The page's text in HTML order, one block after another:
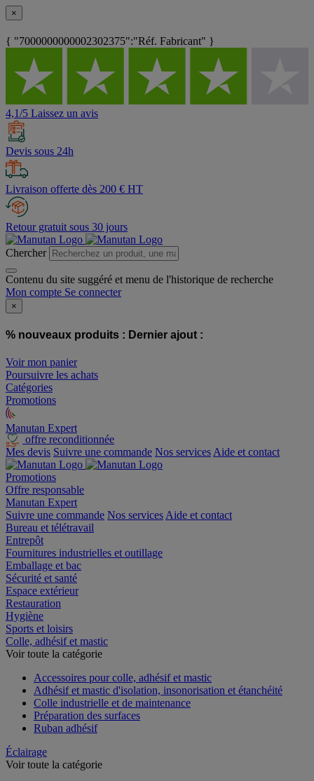
×
{ "7000000000002302375":"Réf. Fabricant" }
4,1/5 Laissez un avis
Devis sous 24h
Livraison offerte dès 200 € HT
Retour gratuit sous 30 jours
Chercher
Contenu du site suggéré et menu de l'historique de recherche
Mon compte Se connecter
×
% nouveaux produits : Dernier ajout :
Voir mon panier
Poursuivre les achats
Catégories
Promotions
Manutan Expert
offre reconditionnée
Mes devis Suivre une commande Nos services Aide et contact
Promotions
Offre responsable
Manutan Expert
Suivre une commande Nos services Aide et contact
Bureau et télétravail
Entrepôt
Fournitures industrielles et outillage
Emballage et bac
Sécurité et santé
Espace extérieur
Restauration
Hygiène
Sports et loisirs
Colle, adhésif et mastic
Voir toute la catégorie
Accessoires pour colle, adhésif et mastic
Adhésif et mastic d'isolation, insonorisation et étanchéité
Colle industrielle et de maintenance
Préparation des surfaces
Ruban adhésif
Éclairage
Voir toute la catégorie